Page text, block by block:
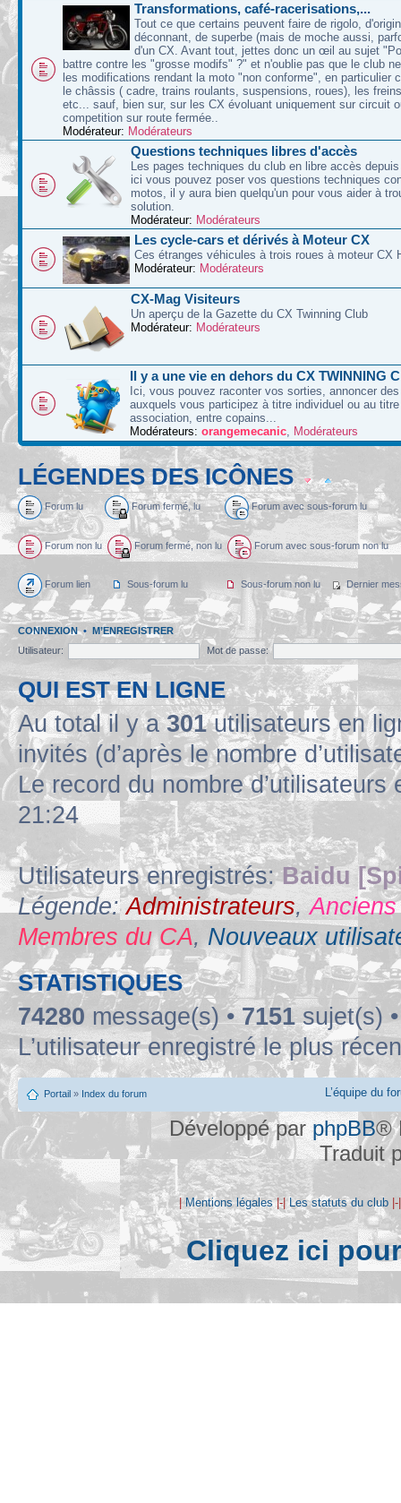
Transformations, café-racerisations,...
Tout ce que certains peuvent faire de rigolo,
déconnant, de superbe (mais de moche aussi,
d'un CX. Avant tout, jettes donc un œil au sujet
battre contre les "grosse modifs" ?" et n'oublie pas que le club
les modifications rendant la moto "non conforme", en particulier
le châssis ( cadre, trains roulants, suspensions, roues), les
etc... sauf, bien sur, sur les CX évoluant uniquement sur circuit
competition sur route fermée..
Modérateur: Modérateurs
Questions techniques libres d'accès
Les pages techniques du club en libre accès
ici vous pouvez poser vos questions techniques
motos, il y aura bien quelqu'un pour vous aider à
solution.
Modérateur: Modérateurs
Les cycle-cars et dérivés à Moteur CX
Ces étranges véhicules à trois roues à moteur CX
Modérateur: Modérateurs
CX-Mag Visiteurs
Un aperçu de la Gazette du CX Twinning Club
Modérateur: Modérateurs
Il y a une vie en dehors du CX TWINNING
Ici, vous pouvez raconter vos sorties, annoncer
auxquels vous participez à titre individuel ou au
association, entre copains...
Modérateurs: orangemecanic, Modérateurs
LÉGENDES DES ICÔNES
Forum lu Forum fermé, lu Forum avec sous-forum lu
Forum non lu Forum fermé, non lu Forum avec sous-forum non lu
Forum lien Sous-forum lu Sous-forum non lu Dernier
CONNEXION• M’ENREGISTRER
Utilisateur:
Mot de passe:
QUI EST EN LIGNE
Au total il y a301utilisateurs en
invités (d’après le nombre
Le record du nombre
21:24
Utilisateurs enregistrés:Baidu
Légende:Administrateurs,
Membres du CA, Nouveaux
STATISTIQUES
74280 message(s) • 7151sujet(s)
L’utilisateur enregistré le plus
Portail » Index du forum L’équipe du
Développé par phpBB®
Traduit
|Mentions légales|-|Les statuts du club
Cliquez ici